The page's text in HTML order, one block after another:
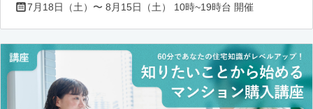
7月18日（土）〜 8月15日（土） 10時~19時台 開催